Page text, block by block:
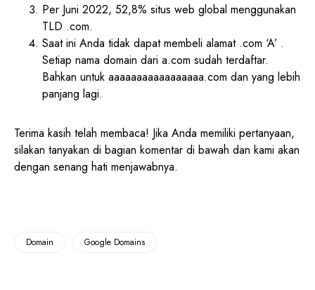
Per Juni 2022, 52,8% situs web global menggunakan
TLD .com.
Saat ini Anda tidak dapat membeli alamat .com ‘A’ .
Setiap nama domain dari a.com sudah terdaftar.
Bahkan untuk aaaaaaaaaaaaaaaaa.com dan yang lebih
panjang lagi.
Terima kasih telah membaca! Jika Anda memiliki pertanyaan,
silakan tanyakan di bagian komentar di bawah dan kami akan
dengan senang hati menjawabnya.
Domain Google Domains